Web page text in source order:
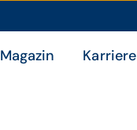
Magazin Karriere